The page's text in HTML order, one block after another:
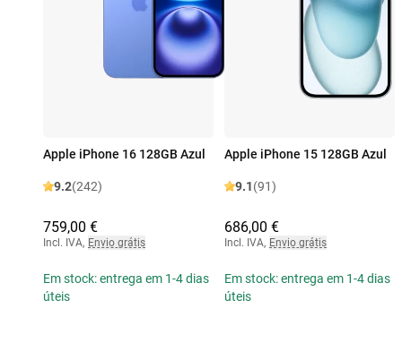
Apple iPhone 16 128GB Azul
9.2(242)
759,00 €
Incl. IVA, Envio grátis
Em stock: entrega em 1-4 dias
úteis
Apple iPhone 15 128GB Azul
9.1(91)
686,00 €
Incl. IVA, Envio grátis
Em stock: entrega em 1-4 dias
úteis